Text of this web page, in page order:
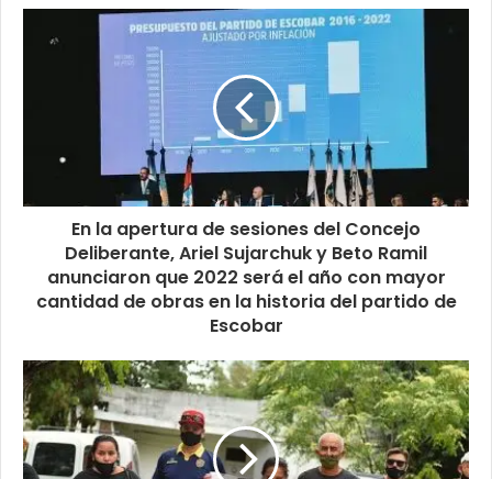
En la apertura de sesiones del Concejo
Deliberante, Ariel Sujarchuk y Beto Ramil
anunciaron que 2022 será el año con mayor
cantidad de obras en la historia del partido de
Escobar